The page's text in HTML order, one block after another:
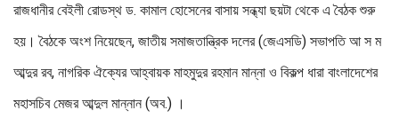
রাজধানীর বেইলী রোডস্থ ড. কামাল হোসেনের বাসায় সন্ধ্যা ছয়টা থেকে এ বৈঠক শুরু
হয়। বৈঠকে অংশ নিয়েছেন, জাতীয় সমাজতান্ত্রিক দলের (জেএসডি) সভাপতি আ স ম
আব্দুর রব, নাগরিক ঐক্যের আহ্বায়ক মাহমুদুর রহমান মান্না ও বিকল্প ধারা বাংলাদেশের
মহাসচিব মেজর ‍আব্দুল মান্নান (অব.) ।